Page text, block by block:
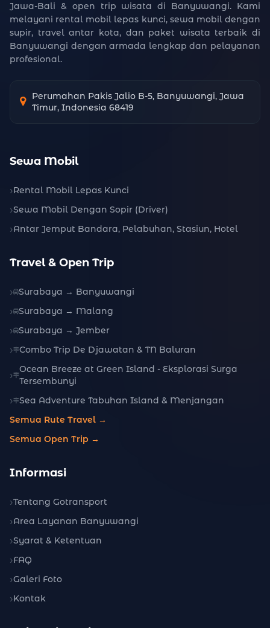
Jawa-Bali & open trip wisata di Banyuwangi. Kami
melayani rental mobil lepas kunci, sewa mobil dengan
supir, travel antar kota, dan paket wisata terbaik di
Banyuwangi dengan armada lengkap dan pelayanan
profesional.
Perumahan Pakis Jalio B-5, Banyuwangi, Jawa
Timur, Indonesia 68419
Sewa Mobil
Rental Mobil Lepas Kunci
Sewa Mobil Dengan Sopir (Driver)
Antar Jemput Bandara, Pelabuhan, Stasiun, Hotel
Travel & Open Trip
Surabaya → Banyuwangi
Surabaya → Malang
Surabaya → Jember
Combo Trip De Djawatan & TN Baluran
Ocean Breeze at Green Island - Eksplorasi Surga
Tersembunyi
Sea Adventure Tabuhan Island & Menjangan
Semua Rute Travel →
Semua Open Trip →
Informasi
Tentang Gotransport
Area Layanan Banyuwangi
Syarat & Ketentuan
FAQ
Galeri Foto
Kontak